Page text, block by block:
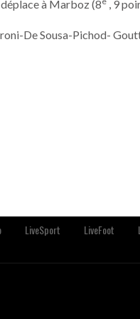
à Marboz (8 , 9
De Sousa-Pichod-
LiveSport LiveFoot